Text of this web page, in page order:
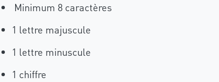
Minimum 8 caractères
1 lettre majuscule
1 lettre minuscule
1 chiffre